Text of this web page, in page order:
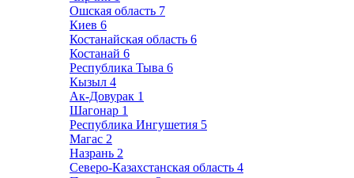
Ошская область 7
Киев 6
Костанайская область 6
Костанай 6
Республика Тыва 6
Кызыл 4
Ак-Довурак 1
Шагонар 1
Республика Ингушетия 5
Магас 2
Назрань 2
Северо-Казахстанская область 4